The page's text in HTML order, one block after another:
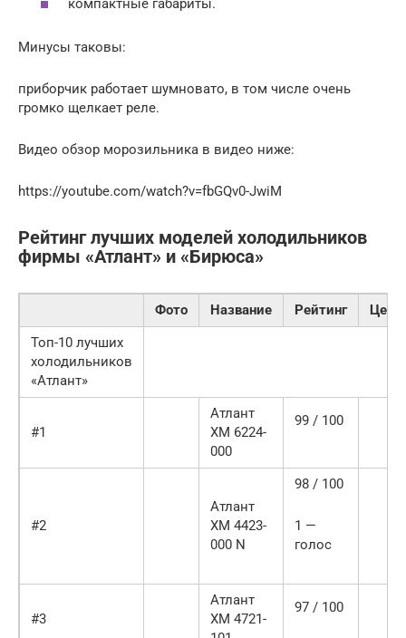
компактные габариты.
Минусы таковы:
приборчик работает шумновато, в том числе очень
громко щелкает реле.
Видео обзор морозильника в видео ниже:
https://youtube.com/watch?v=fbGQv0-JwiM
Рейтинг лучших моделей холодильников
фирмы «Атлант» и «Бирюса»
Фото Название Рейтинг
Цена
Топ-10 лучших
холодильников
«Атлант»
#1
Атлант
ХМ 6224-
000
99 / 100
#2
Атлант
ХМ 4423-
000 N
98 / 100
1 —
голос
#3
Атлант
ХМ 4721-
97 / 100